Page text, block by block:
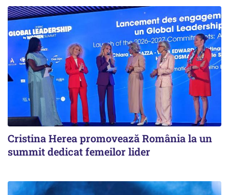
Cristina Herea promovează România la un
summit dedicat femeilor lider